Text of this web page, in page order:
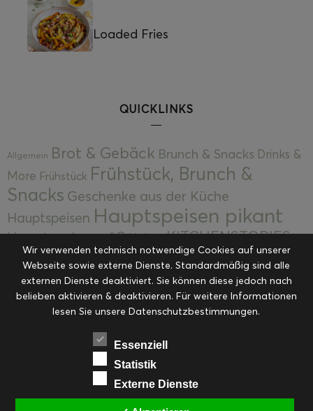
Loaded Fries
QUICKLINKS
Allgemein Brot & Gebäck Brunch & Snacks Drinks &
More Frühstück Frühstück, Brunch &
Snacks Geschenke aus der Küche
Hauptspeisen Hauptspeisen pikant
Hauptspeisen süßKekseKITCHENSTORIES
Kuchen, Torten & Desserts Kuchen und
Desserts Kulinarik Kulinarische Mitbringsel &
Eingemachtes Ohne Kategorie Ostern Resteküche
RezepteSaisonalSliderStartseite
Suppen, Salate & Vorspeisen
Vorspeisen, Salate & Suppen
Weihnachten Workshops & Events
Wir verwenden technisch notwendige Cookies auf unserer
Webseite sowie externe Dienste. Standardmäßig sind alle
externen Dienste deaktiviert. Sie können diese jedoch nach
belieben aktivieren & deaktivieren. Für weitere Informationen
lesen Sie unsere Datenschutzbestimmungen.
Essenziell
Statistik
Externe Dienste